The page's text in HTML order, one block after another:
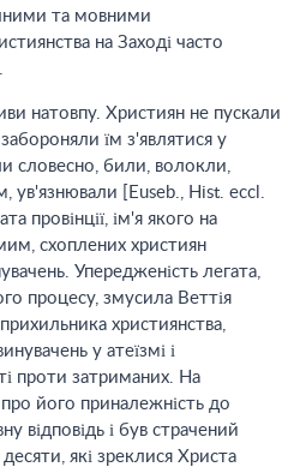
та мовними
на Заході часто
натовпу. Християн не пускали
їм з'являтися у
словесно, били, волокли,
ув'язнювали [Euseb., Hist. eccl.
провінції, ім'я якого на
схоплених християн
Упередженість легата,
процесу, змусила Веттія
прихильника християнства,
у атеїзмі і
проти затриманих. На
його приналежність до
відповідь і був страчений
які зреклися Христа